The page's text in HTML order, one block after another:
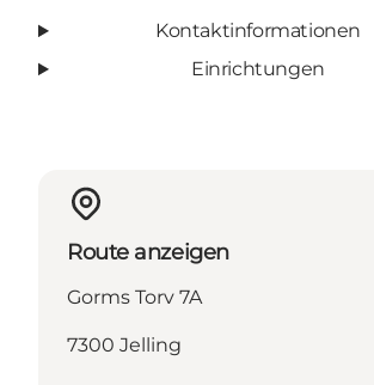
Kontaktinformationen
Einrichtungen
Route anzeigen
Gorms Torv 7A
7300 Jelling